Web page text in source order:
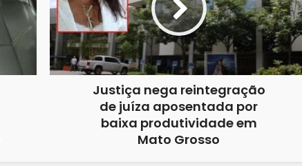
Justiça nega reintegração
de juíza aposentada por
baixa produtividade em
Mato Grosso